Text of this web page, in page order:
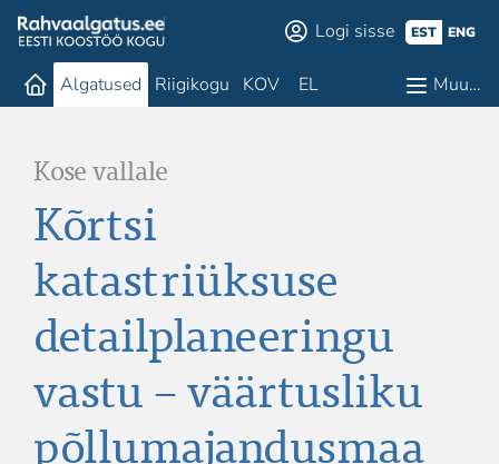
Logi sisse EST ENG
Algatused Riigikogu KOV EL Muu…
Kose vallale
Kõrtsi
katastriüksuse
detailplaneeringu
vastu – väärtusliku
põllumajandusmaa